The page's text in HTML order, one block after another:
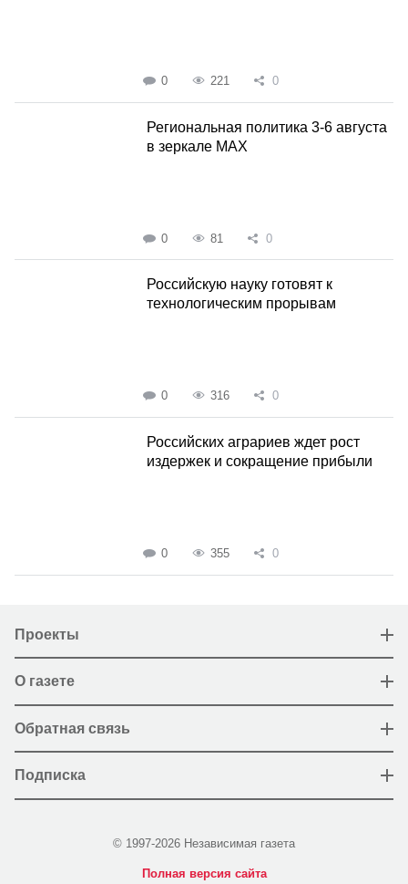
0 221 0
Региональная политика 3-6 августа
в зеркале MAX
0 81 0
Российскую науку готовят к
технологическим прорывам
0 316 0
Российских аграриев ждет рост
издержек и сокращение прибыли
0 355 0
Проекты
О газете
Обратная связь
Подписка
© 1997-2026 Независимая газета
Полная версия сайта